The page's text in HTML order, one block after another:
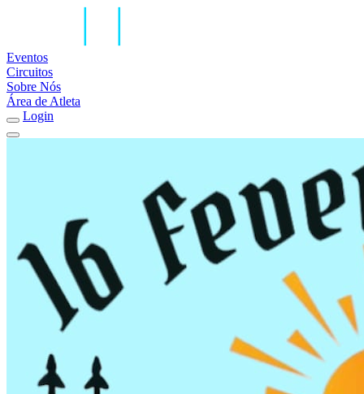
Eventos
Circuitos
Sobre Nós
Área de Atleta
Login